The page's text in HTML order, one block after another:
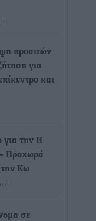
προσιτών
για
και
για την H
Προχωρά
Κω
σε